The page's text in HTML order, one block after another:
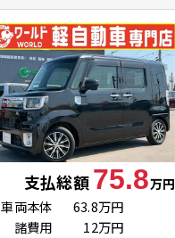
支払総額 75.8万円
車両本体
63.8万円
諸費用
12万円